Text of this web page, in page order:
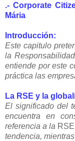
.- Corporate
Mária
Introducción:
Este capitulo
la
entiende por este
práctica las
La RSE y la
El significado del
encuentra en
referencia a la RSE
tendencia,